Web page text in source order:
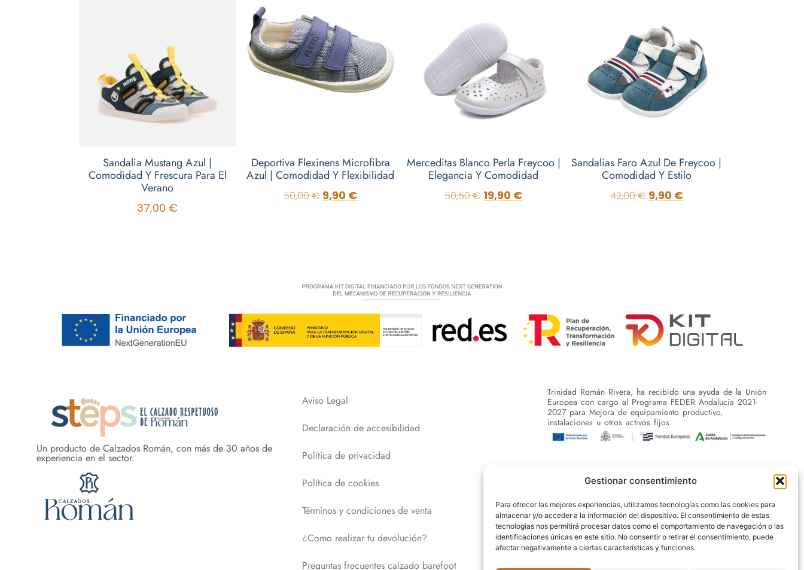
Gestionar consentimiento
Para ofrecer las mejores experiencias, utilizamos tecnologías como las cookies para
almacenar y/o acceder a la información del dispositivo. El consentimiento de estas
tecnologías nos permitirá procesar datos como el comportamiento de navegación o las
identificaciones únicas en este sitio. No consentir o retirar el consentimiento, puede
afectar negativamente a ciertas características y funciones.
Sandalia Mustang Azul |
Comodidad Y Frescura Para El
Verano
37,00 €
Deportiva Flexinens Microfibra
Azul | Comodidad Y Flexibilidad
50,00€ 9,90 €
Merceditas Blanco Perla Freycoo |
Elegancia Y Comodidad
50,50€ 19,90 €
Sandalias Faro Azul De Freycoo |
Comodidad Y Estilo
42,00€ 9,90 €
Un producto de Calzados Román, con más de 30 años de
experiencia en el sector.
Aviso Legal
Declaración de accesibilidad
Política de privacidad
Política de cookies
Términos y condiciones de venta
¿Como realizar tu devolución?
Preguntas frecuentes calzado barefoot
Trinidad Román Rivera, ha recibido una ayuda de la Unión
Europea con cargo al Programa FEDER Andalucía 2021-
2027 para Mejora de equipamiento productivo,
instalaciones u otros activos fijos.